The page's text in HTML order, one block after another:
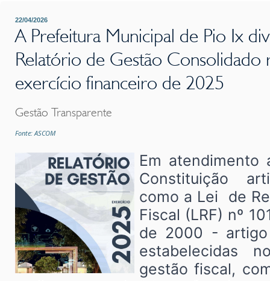
22/04/2026
A Prefeitura Municipal de Pio Ix
Relatório de Gestão Consolidado
exercício financeiro de 2025
Gestão Transparente
Fonte: ASCOM
Em atendimento
Constituição
como a Lei de
Fiscal (LRF) nº
de 2000 -
estabelecidas
gestão fiscal,